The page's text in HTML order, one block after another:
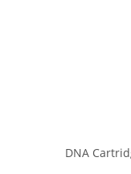
DNA